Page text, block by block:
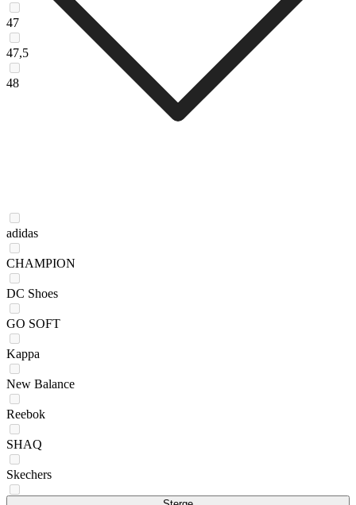
47
47,5
48
adidas
CHAMPION
DC Shoes
GO SOFT
Kappa
New Balance
Reebok
SHAQ
Skechers